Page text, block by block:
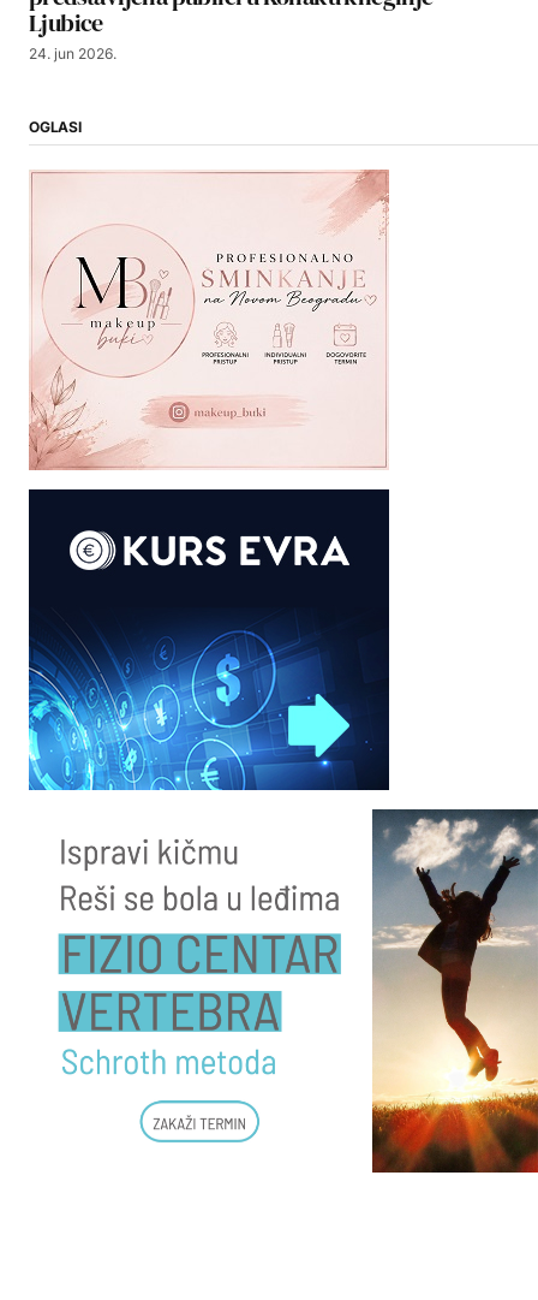
Ljubice
24. jun 2026.
OGLASI